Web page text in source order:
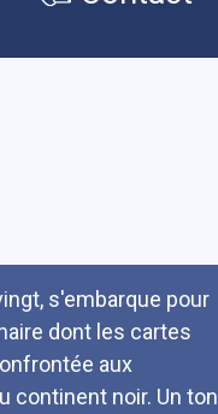
s'embarque pour
dont les cartes
aux
continent noir. Un ton